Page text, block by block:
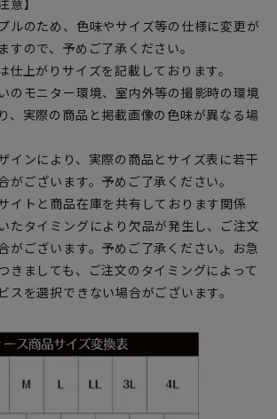
ルのため、色味やサイズ等の仕様に変更が
すので、予めご了承ください。
上がりサイズを記載しております。
のモニター環境、室内外等の撮影時の環境
、実際の商品と掲載画像の色味が異なる場
インにより、実際の商品とサイズ表に若干
がございます。予めご了承ください。
イトと商品在庫を共有しております関係
たタイミングにより欠品が発生し、ご注文
がございます。予めご了承ください。お急
きましても、ご注文のタイミングによって
スを選択できない場合がございます。